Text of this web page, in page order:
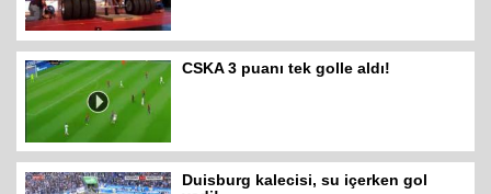
CSKA 3 puanı tek golle aldı!
Duisburg kalecisi, su içerken gol